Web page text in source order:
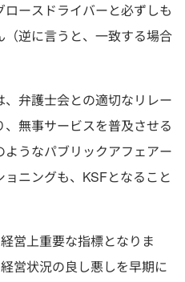
ースドライバーと必ずしも
逆に言うと、一致する場合
弁護士会との適切なリレー
無事サービスを普及させる
うなパブリックアフェアー
ニングも、KSFとなること
営上重要な指標となりま
営状況の良し悪しを早期に